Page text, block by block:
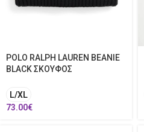
POLO RALPH LAUREN BEANIE
BLACK ΣΚΟΥΦΟΣ
L/XL
73.00€